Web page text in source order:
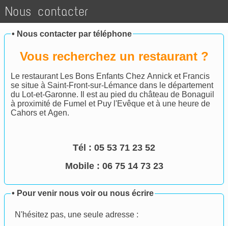
Nous contacter
• Nous contacter par téléphone
Vous recherchez un restaurant ?
Le restaurant Les Bons Enfants Chez Annick et Francis
se situe à Saint-Front-sur-Lémance dans le département
du Lot-et-Garonne. Il est au pied du château de Bonaguil
à proximité de Fumel et Puy l'Evêque et à une heure de
Cahors et Agen.
Tél : 05 53 71 23 52
Mobile : 06 75 14 73 23
• Pour venir nous voir ou nous écrire
N'hésitez pas, une seule adresse :